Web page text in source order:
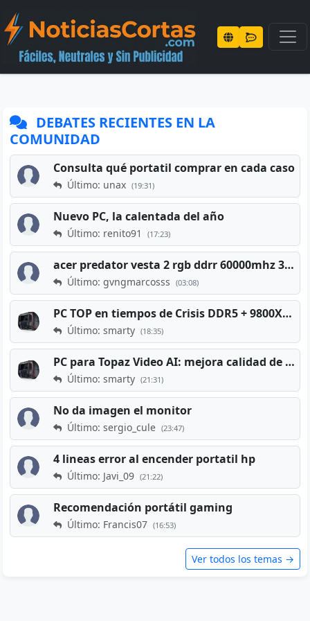
DEBATES RECIENTES EN LA
COMUNIDAD
Consulta qué portatil comprar en cada caso
Último: unax (19:31)
Nuevo PC, la calentada del año
Último: renito91 (17:23)
acer predator vesta 2 rgb ddrr 60000mhz 32gb x2 16gb
Último: gvngmarcosss (03:08)
PC TOP en tiempos de Crisis DDR5 + 9800X3D + RTX 5080 [2026][2400€]
Último: smarty (18:35)
PC para Topaz Video AI: mejora calidad de vídeos viejos
Último: smarty (21:31)
No da imagen el monitor
Último: sergio_cule (23:47)
4 lineas error al encender portatil hp
Último: Javi_09 (21:22)
Recomendación portátil gaming
Último: Francis07 (16:53)
Ver todos los temas →